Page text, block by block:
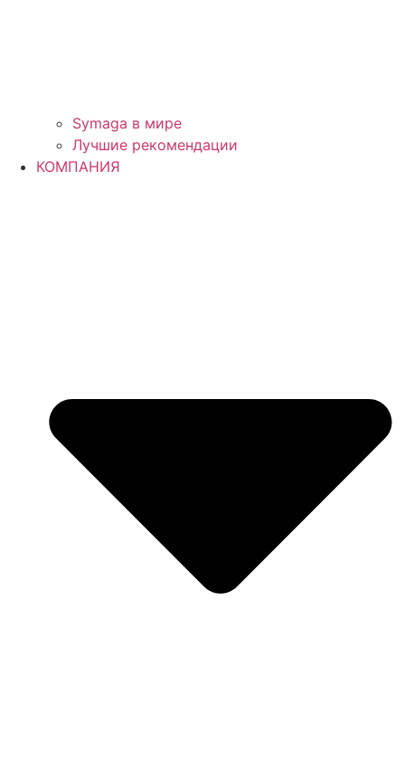
Symaga в мире
Лучшие рекомендации
КОМПАНИЯ